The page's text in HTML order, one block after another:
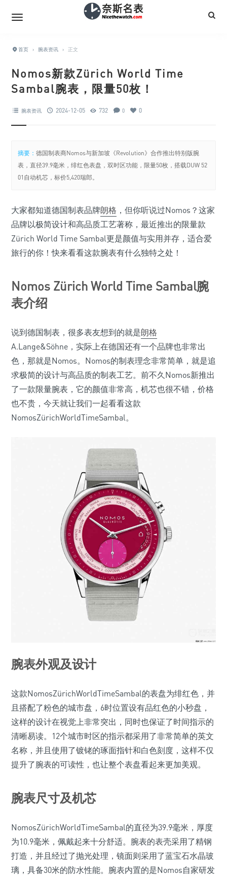
首页 › 腕表资讯 › 正文
Nomos新款Zürich World Time
Sambal腕表，限量50枚！
腕表资讯 2024-12-05 732 0 0
摘要：德国制表商Nomos与新加坡《Revolution》合作推出特别版腕
表，直径39.9毫米，绯红色表盘，双时区功能，限量50枚，搭载DUW 52
01自动机芯，标价5,420瑞郎。
大家都知道德国制表品牌朗格 ，但你听说过Nomos？这家
品牌以极简设计和高品质工艺著称，最近推出的限量款
Zürich World Time Sambal更是颜值与实用并存，适合爱
旅行的你！快来看看这款腕表有什么独特之处！
Nomos Zürich World Time Sambal腕
表介绍
说到德国制表，很多表友想到的就是朗格
A.Lange&Söhne，实际上在德国还有一个品牌也非常出
色，那就是Nomos。Nomos的制表理念非常简单，就是追
求极简的设计与高品质的制表工艺。前不久Nomos新推出
了一款限量腕表，它的颜值非常高，机芯也很不错，价格
也不贵，今天就让我们一起看看这款
NomosZürichWorldTimeSambal。
腕表外观及设计
这款NomosZürichWorldTimeSambal的表盘为绯红色，并
且搭配了粉色的城市盘，6时位置设有品红色的小秒盘，
这样的设计在视觉上非常突出，同时也保证了时间指示的
清晰易读。12个城市时区的指示都采用了非常简单的英文
名称，并且使用了镀铑的琢面指针和白色刻度，这样不仅
提升了腕表的可读性，也让整个表盘看起来更加美观。
腕表尺寸及机芯
NomosZürichWorldTimeSambal的直径为39.9毫米，厚度
为10.9毫米，佩戴起来十分舒适。腕表的表壳采用了精钢
打造，并且经过了抛光处理，镜面则采用了蓝宝石水晶玻
璃，具备30米的防水性能。腕表内置的是Nomos自家研发